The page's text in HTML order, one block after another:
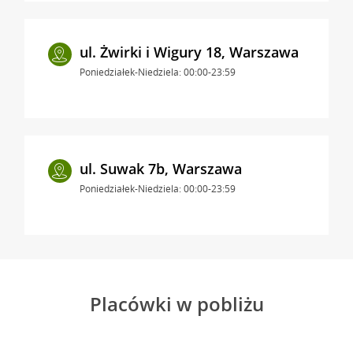
ul. Żwirki i Wigury 18, Warszawa
Poniedziałek-Niedziela: 00:00-23:59
ul. Suwak 7b, Warszawa
Poniedziałek-Niedziela: 00:00-23:59
Placówki w pobliżu